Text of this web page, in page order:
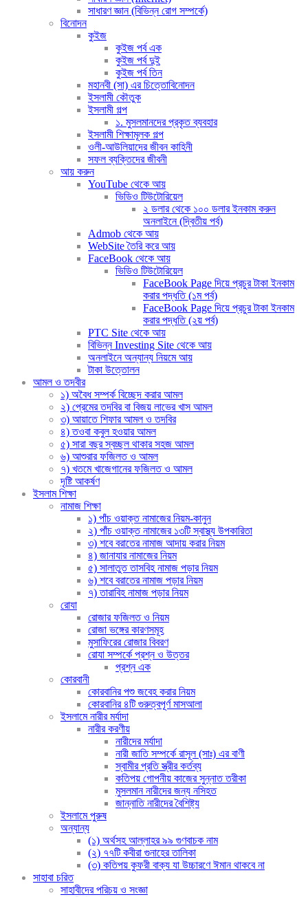
সাধারণ জ্ঞান (বিভিন্ন রোগ সম্পর্কে)
বিনোদন
কুইজ
কুইজ পর্ব এক
কুইজ পর্ব দুই
কুইজ পর্ব তিন
মহানবী (সা) এর চিত্তোবিনোদন
ইসলামী কৌতুক
ইসলামী গল্প
১. মুসলমানদের প্রকৃত ব্যবহার
ইসলামী শিক্ষামূলক গল্প
ওলী-আউলিয়াদের জীবন কাহিনী
সফল ব্যক্তিদের জীবনী
আয় করুন
YouTube থেকে আয়
ভিডিও টিউটোরিয়েল
২ ডলার থেকে ১০০ ডলার ইনকাম করুন
অনলাইনে (দ্বিতীয় পর্ব)
Admob থেকে আয়
WebSite তৈরি করে আয়
FaceBook থেকে আয়
ভিডিও টিউটোরিয়েল
FaceBook Page দিয়ে প্রচুর টাকা ইনকাম
করার পদ্ধতি (১ম পর্ব)
FaceBook Page দিয়ে প্রচুর টাকা ইনকাম
করার পদ্ধতি (২য় পর্ব)
PTC Site থেকে আয়
বিভিন্ন Investing Site থেকে আয়
অনলাইনে অন্যান্য নিয়মে আয়
টাকা উত্তোলন
আমল ও তদবীর
১) অবৈধ সম্পর্ক বিচ্ছেদ করার আমল
২) প্রেমের তদবির বা বিজয় লাভের খাস আমল
৩) আয়াতে শিফার আমল ও তদবির
৪) তওবা কবুল হওয়ার আমল
৫) সারা বছর স্বচ্ছল থাকার সহজ আমল
৬) আশুরার ফজিলত ও আমল
৭) খতমে খাজেগানের ফজিলত ও আমল
দৃষ্টি আকর্ষণ
ইসলাম শিক্ষা
নামাজ শিক্ষা
১) পাঁচ ওয়াক্ত নামাজের নিয়ম-কানুন
২) পাঁচ ওয়াক্ত নামাজের ১৩টি স্বাস্থ্য উপকারিতা
৩) শবে বরাতের নামাজ আদায় করার নিয়ম
৪) জানাযার নামাজের নিয়ম
৫) সালাতুত তাসবিহ নামাজ পড়ার নিয়ম
৬) শবে বরাতের নামাজ পড়ার নিয়ম
৭) তারাবিহ নামাজ পড়ার নিয়ম
রোযা
রোজার ফজিলত ও নিয়ম
রোজা ভঙ্গের কারণসমূহ
মুসাফিরের রোজার বিবরণ
রোযা সম্পর্কে প্রশ্ন ও উত্তর
প্রশ্ন এক
কোরবানী
কোরবানির পশু জবেহ করার নিয়ম
কোরবানির ৪টি গুরুত্বপূর্ণ মাসআলা
ইসলামে নারীর মর্যাদা
নারীর করণীয়
নারীদের মর্যাদা
নারী জাতি সম্পর্কে রাসূল (সাঃ) এর বাণী
স্বামীর প্রতি স্ত্রীর কর্তব্য
কতিপয় গোপনীয় কাজের সুন্নাত তরীকা
মুসলমান নারীদের জন্য নসিহত
জান্নাতি নারীদের বৈশিষ্ট্য
ইসলামে পুরুষ
অন্যান্য
(১) অর্থসহ আল্লাহর ৯৯ গুণবাচক নাম
(২) ৭৭টি কবীরা গুনাহের তালিকা
(৩) কতিপয় কুফরী বাক্য যা উচ্চারণে ঈমান থাকবে না
সাহাবা চরিত
সাহাবীদের পরিচয় ও সংজ্ঞা